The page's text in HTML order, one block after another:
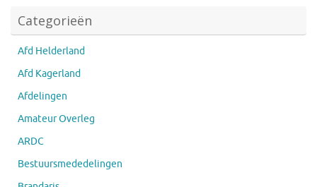
Categorieën
Afd Helderland
Afd Kagerland
Afdelingen
Amateur Overleg
ARDC
Bestuursmededelingen